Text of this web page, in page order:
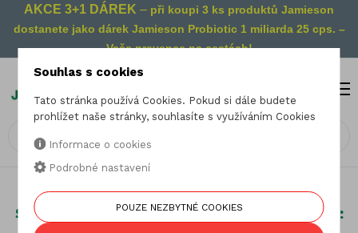
AKCE 3+1 DÁREK – při koupi 3 ks produktů Jamieson
dostanete jako dárek Jamieson Probiotic 1 miliarda 25 cps. –
Vaše prevence na cestách!
0
25.09.2013
Skotská vysočina a nejmodernější výroba:
Souhlas s cookies
Tato stránka používá Cookies. Pokud si dále budete
prohlížet naše stránky, souhlasíte s využíváním Cookies
Informace o cookies
Podrobné nastavení
POUZE NEZBYTNÉ COOKIES